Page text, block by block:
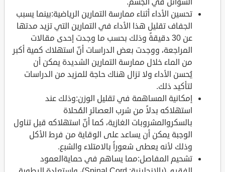
تحسين الأداء أثناء ممارسة التمارين الرياضية:بينما يسبب
الجفاف تقليل هذا الأداء في التمارين التي تزيد مدتها
عن 30 دقيقةً وذلك بحسب ما وجدت إحدى مقالات
المراجعة، ووجدت بعض الدراسات أنّ استهلاك كمية أكبر
من الماء خلال ممارسة التمارين الشديدة يمكن أن
يُحسن الأداء ولا تزال هناك حاجة للمزيد من الدراسات
لتأكيد ذلك.
إمكانية المساهمة في تقليل الوزن:وذلك عند
استهلاكه بدلاً من شرب العصائر المُحلاة
بالسكروالمشروبات الغازية، كما أنّ استهلاكه قبل تناول
الوجبة يمكن أن يساعد على الوقاية من فرط الأكل
وذلك لأنه يعطى شعوراً بالامتلاء والشبع.
تشحيم المفاصل:مما يساهم في حمايةالعمود